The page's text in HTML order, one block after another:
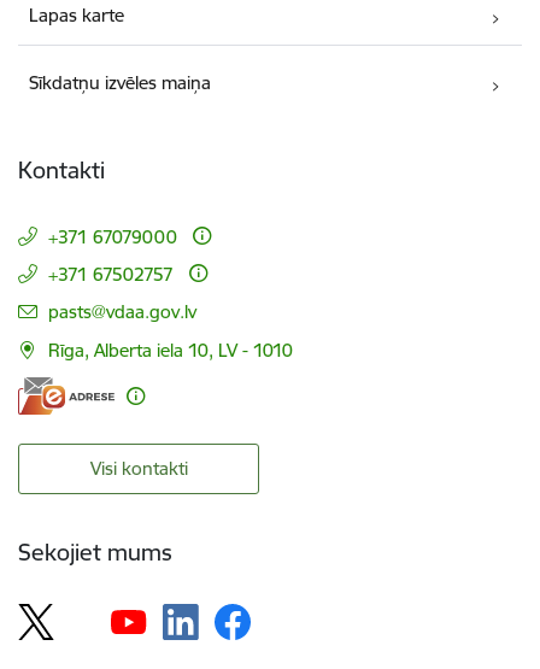
Lapas karte
Sīkdatņu izvēles maiņa
Kontakti
+371 67079000
+371 67502757
E-pasts:
pasts@vdaa.gov.lv
Rīga, Alberta iela 10, LV - 1010
Visi kontakti
Sekojiet mums